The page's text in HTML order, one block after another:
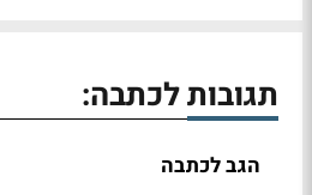
תגובות לכתבה:
הגב לכתבה